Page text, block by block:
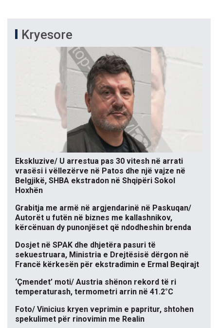
Kryesore
Ekskluzive/ U arrestua pas 30 vitesh në arrati
vrasësi i vëllezërve në Patos dhe një vajze në
Belgjikë, SHBA ekstradon në Shqipëri Sokol
Hoxhën
Grabitja me armë në argjendarinë në Paskuqan/
Autorët u futën në biznes me kallashnikov,
kërcënuan dy punonjëset që ndodheshin brenda
Dosjet në SPAK dhe dhjetëra pasuri të
sekuestruara, Ministria e Drejtësisë dërgon në
Francë kërkesën për ekstradimin e Ermal Beqirajt
‘Çmendet’ moti/ Austria shënon rekord të ri
temperaturash, termometri arrin në 41.2°C
Foto/ Vinicius kryen veprimin e papritur, shtohen
spekulimet për rinovimin me Realin